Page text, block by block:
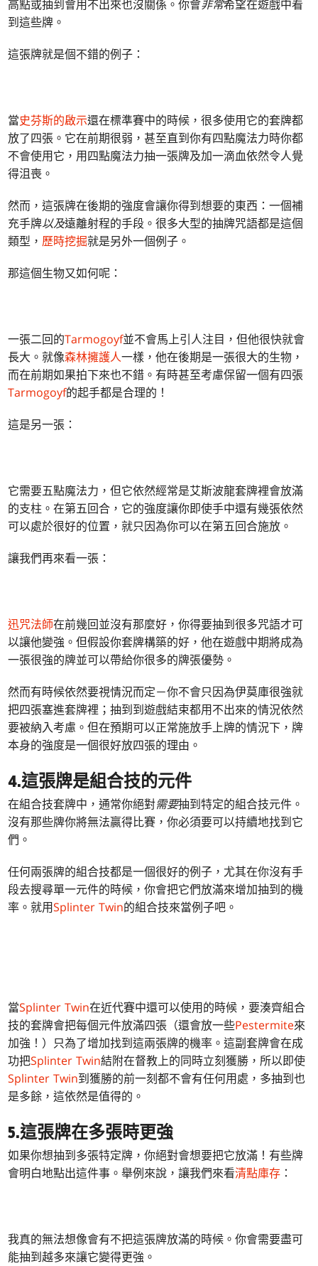
高點或抽到會用不出來也沒關係。你會非常希望在遊戲中看
到這些牌。
這張牌就是個不錯的例子：
當史芬斯的啟示還在標準賽中的時候，很多使用它的套牌都
放了四張。它在前期很弱，甚至直到你有四點魔法力時你都
不會使用它，用四點魔法力抽一張牌及加一滴血依然令人覺
得沮喪。
然而，這張牌在後期的強度會讓你得到想要的東西：一個補
充手牌以及遠離射程的手段。很多大型的抽牌咒語都是這個
類型， 歷時挖掘就是另外一個例子。
那這個生物又如何呢：
一張二回的Tarmogoyf並不會馬上引人注目，但他很快就會
長大。就像森林擁護人一樣，他在後期是一張很大的生物，
而在前期如果拍下來也不錯。有時甚至考慮保留一個有四張
Tarmogoyf的起手都是合理的！
這是另一張：
它需要五點魔法力，但它依然經常是艾斯波龍套牌裡會放滿
的支柱。在第五回合，它的強度讓你即使手中還有幾張依然
可以處於很好的位置，就只因為你可以在第五回合施放。
讓我們再來看一張：
迅咒法師在前幾回並沒有那麼好，你得要抽到很多咒語才可
以讓他變強。但假設你套牌構築的好，他在遊戲中期將成為
一張很強的牌並可以帶給你很多的牌張優勢。
然而有時候依然要視情況而定－你不會只因為伊莫庫很強就
把四張塞進套牌裡；抽到到遊戲結束都用不出來的情況依然
要被納入考慮。但在預期可以正常施放手上牌的情況下，牌
本身的強度是一個很好放四張的理由。
4.這張牌是組合技的元件
在組合技套牌中，通常你絕對需要抽到特定的組合技元件。
沒有那些牌你將無法贏得比賽，你必須要可以持續地找到它
們。
任何兩張牌的組合技都是一個很好的例子，尤其在你沒有手
段去搜尋單一元件的時候，你會把它們放滿來增加抽到的機
率。就用Splinter Twin的組合技來當例子吧。
當Splinter Twin在近代賽中還可以使用的時候，要湊齊組合
技的套牌會把每個元件放滿四張（還會放一些Pestermite來
加強！）只為了增加找到這兩張牌的機率。這副套牌會在成
功把Splinter Twin結附在督教上的同時立刻獲勝，所以即使
Splinter Twin到獲勝的前一刻都不會有任何用處，多抽到也
是多餘，這依然是值得的。
5.這張牌在多張時更強
如果你想抽到多張特定牌，你絕對會想要把它放滿！有些牌
會明白地點出這件事。舉例來說，讓我們來看清點庫存 ：
我真的無法想像會有不把這張牌放滿的時候。你會需要盡可
能抽到越多來讓它變得更強。